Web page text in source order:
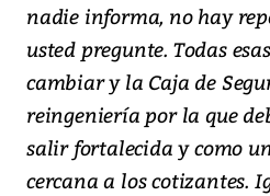
nadie informa, no hay
usted pregunte. Todas
cambiar y la Caja de
reingeniería por la que
salir fortalecida y como
cercana a los cotizantes.